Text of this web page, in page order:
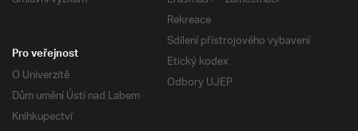
Rekreace
Sdílení přístrojového vybavení
Etický kodex
Odbory UJEP
Pro veřejnost
O Univerzitě
Dům umění Ústí nad Labem
Knihkupectví